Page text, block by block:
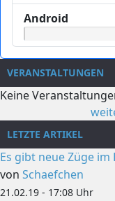
Android
VERANSTALTUNGEN
Keine
LETZTE ARTIKEL
Es gibt neue Züge im
von Schaefchen
21.02.19 - 17:08 Uhr